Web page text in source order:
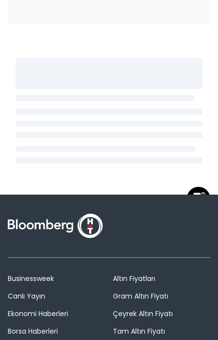
Businessweek
Canlı Yayın
Ekonomi Haberleri
Borsa Haberleri
Altın Fiyatları
Gram Altın Fiyatı
Çeyrek Altın Fiyatı
Tam Altın Fiyatı